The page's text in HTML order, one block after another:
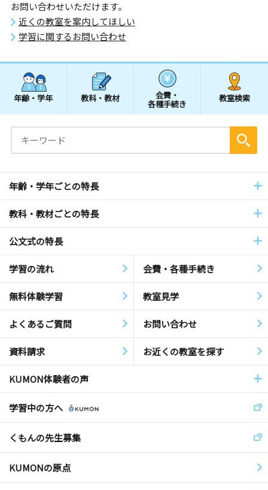
お問い合わせいただけます。
近くの教室を案内してほしい
学習に関するお問い合わせ
年齢・学年 教科・教材 会費・
各種手続き
教室検索
年齢・学年ごとの特長
教科・教材ごとの特長
公文式の特長
学習の流れ 会費・各種手続き
無料体験学習 教室見学
よくあるご質問 お問い合わせ
資料請求 お近くの教室を探す
KUMON体験者の声
学習中の方へ
くもんの先生募集
KUMONの原点